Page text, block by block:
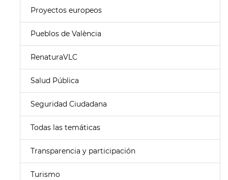
Proyectos europeos
Pueblos de València
RenaturaVLC
Salud Pública
Seguridad Ciudadana
Todas las temáticas
Transparencia y participación
Turismo